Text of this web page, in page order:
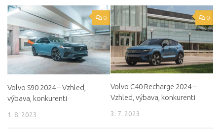
0
Volvo S90 2024 – Vzhled,
výbava, konkurenti
1. 8. 2023
0
Volvo C40 Recharge 2024 –
Vzhled, výbava, konkurenti
3. 7. 2023